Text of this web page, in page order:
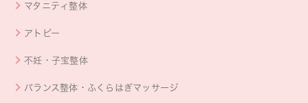
マタニティ整体
アトピー
不妊・子宝整体
バランス整体・ふくらはぎマッサージ